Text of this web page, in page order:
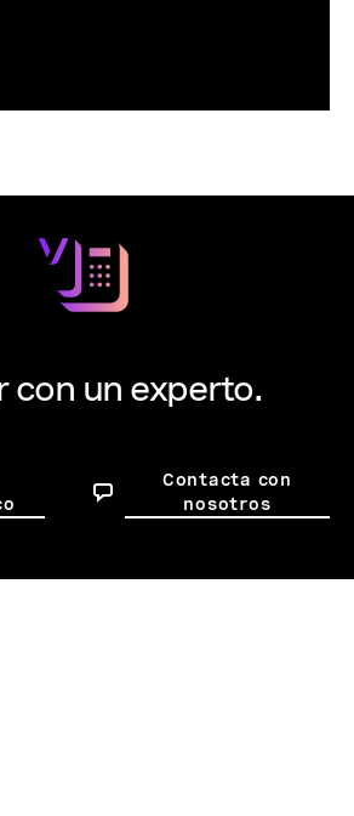
con un experto.
Contacta con
nosotros